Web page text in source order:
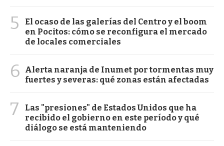
5
El ocaso de las galerías del Centro y el boom
en Pocitos: cómo se reconfigura el mercado
de locales comerciales
6
Alerta naranja de Inumet por tormentas muy
fuertes y severas: qué zonas están afectadas
7
Las "presiones" de Estados Unidos que ha
recibido el gobierno en este período y qué
diálogo se está manteniendo